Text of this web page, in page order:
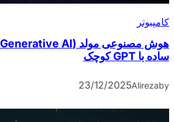
کامپیوتر
ساده با GPT کوچک
by
Alireza
23/12/2025